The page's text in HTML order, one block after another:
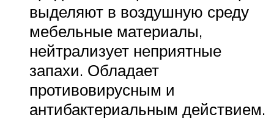
выделяют в воздушную среду
мебельные материалы,
нейтрализует неприятные
запахи. Обладает
противовирусным и
антибактериальным действием.